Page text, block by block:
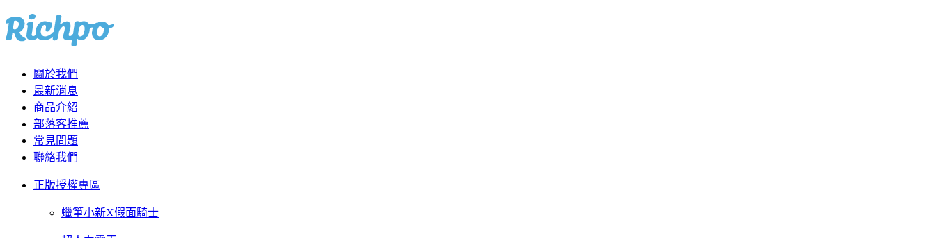
關於我們
最新消息
商品介紹
部落客推薦
常見問題
聯絡我們
正版授權專區
蠟筆小新X假面騎士